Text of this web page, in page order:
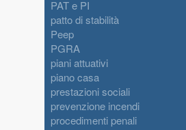
PAT e PI
patto di stabilità
Peep
PGRA
piani attuativi
piano casa
prestazioni sociali
prevenzione incendi
procedimenti penali